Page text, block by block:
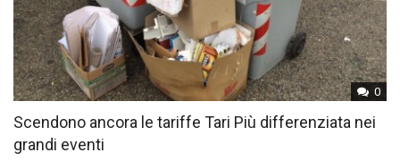
0
Scendono ancora le tariffe Tari Più differenziata nei
grandi eventi